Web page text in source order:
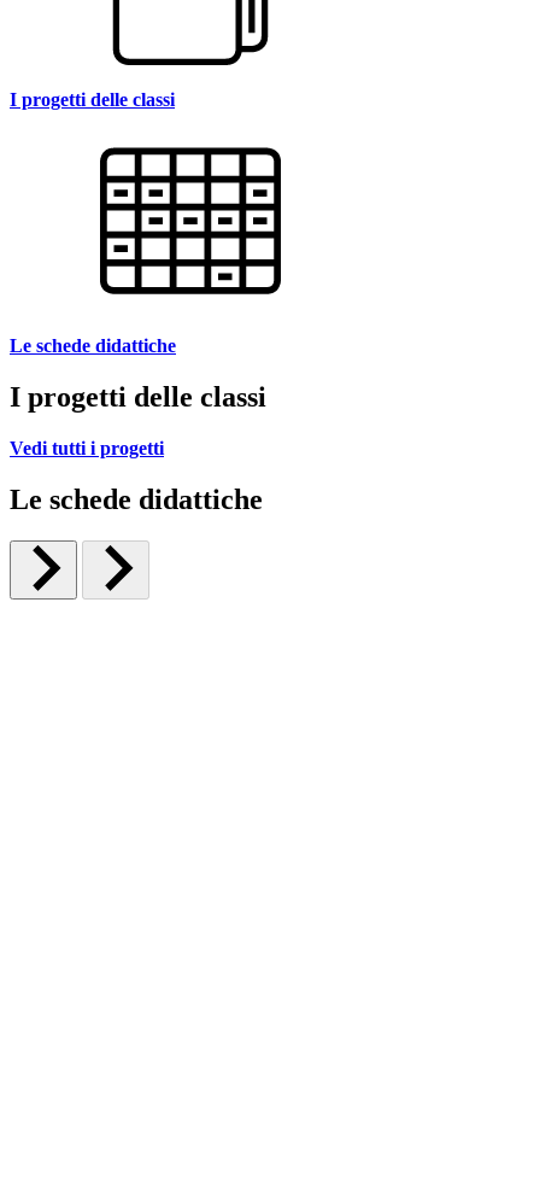
I progetti delle classi
Le schede didattiche
I progetti delle classi
Vedi tutti i progetti
Le schede didattiche